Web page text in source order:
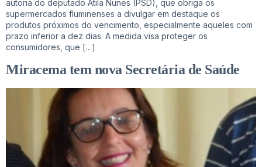
autoria do deputado Átila Nunes (PSD), que obriga os
supermercados fluminenses a divulgar em destaque os
produtos próximos do vencimento, especialmente aqueles com
prazo inferior a dez dias. A medida visa proteger os
consumidores, que […]
Miracema tem nova Secretária de Saúde